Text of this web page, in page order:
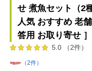
せ 煮魚セット（2
人気 おすすめ 老
答用 お取り寄せ ］
5.0 （2件）
（2件）